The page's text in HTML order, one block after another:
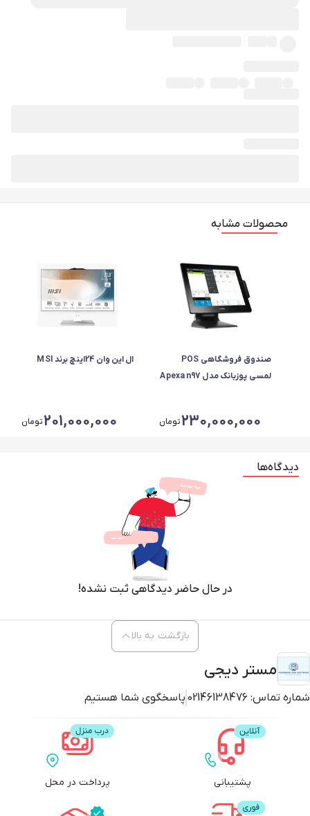
محصولات مشابه
صندوق فروشگاهی POS
لمسی پوزبانک مدل Apexa n97
230,000,000تومان
ال این وان 24اینچ برند MSI
201,000,000تومان
دیدگاه‌ها
در حال حاضر دیدگاهی ثبت نشده!
مستر دیجی
شماره تماس: 02146138476 پاسخگوی شما هستیم
بازگشت به بالا
پشتیبانی پرداخت در محل